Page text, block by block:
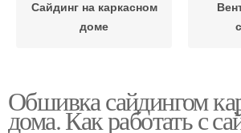
Сайдинг на каркасном
доме
Вентзазор в полу
Обшивка сайдингом
дома. Как работать с